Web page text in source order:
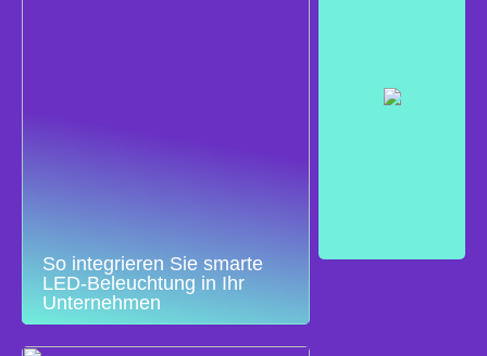
So integrieren Sie smarte
LED-Beleuchtung in Ihr
Unternehmen